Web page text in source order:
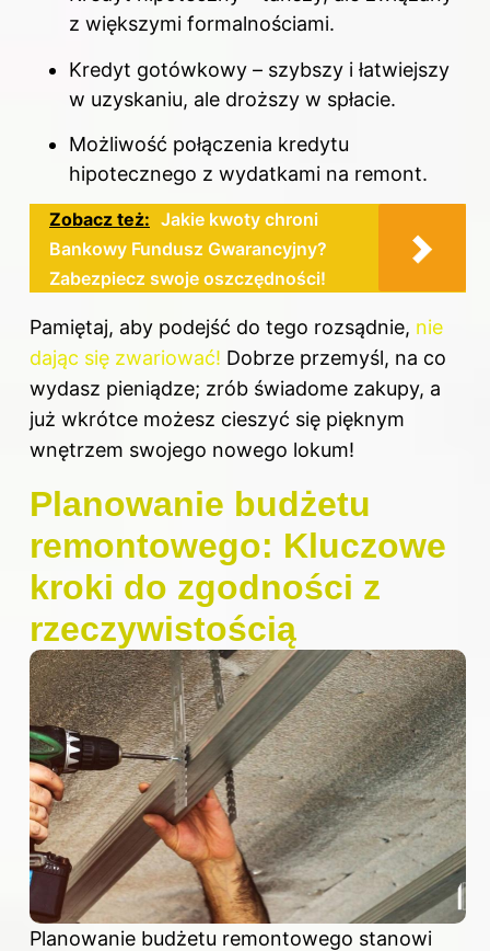
z większymi formalnościami.
Kredyt gotówkowy – szybszy i łatwiejszy
w uzyskaniu, ale droższy w spłacie.
Możliwość połączenia kredytu
hipotecznego z wydatkami na remont.
Zobacz też: Jakie kwoty chroni
Bankowy Fundusz Gwarancyjny?
Zabezpiecz swoje oszczędności!
Pamiętaj, aby podejść do tego rozsądnie, nie
dając się zwariować! Dobrze przemyśl, na co
wydasz pieniądze; zrób świadome zakupy, a
już wkrótce możesz cieszyć się pięknym
wnętrzem swojego nowego lokum!
Planowanie budżetu
remontowego: Kluczowe
kroki do zgodności z
rzeczywistością
Planowanie budżetu remontowego stanowi